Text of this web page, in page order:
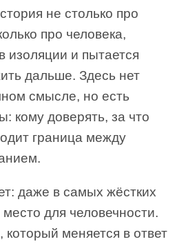
не столько про
про человека,
изоляции и пытается
дальше. Здесь нет
смысле, но есть
кому доверять, за что
граница между
даже в самых жёстких
для человечности.
меняется в ответ